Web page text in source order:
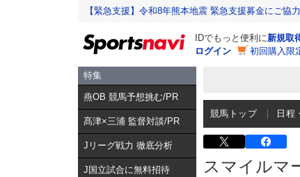
【緊急支援】令和8年熊本地震 緊急支援募金にご協
IDでもっと便利に新規取
ログイン
初回購入限
特集
燕OB 競馬予想挑む/PR
髙津×三浦 監督対談/PR
Jリーグ戦力 徹底分析
J国立試合に無料招待
競馬トップ 日程
スマイルマ